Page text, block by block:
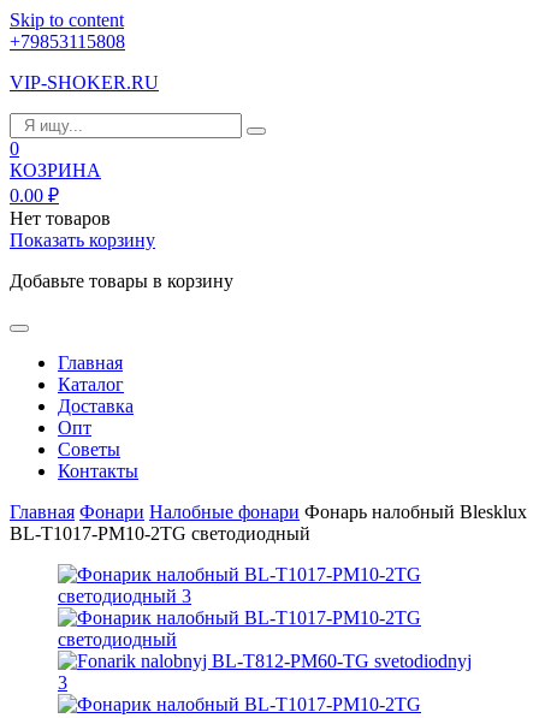
Skip to content
+79853115808
VIP-SHOKER.RU
0
КОЗРИНА
0.00 ₽
Нет товаров
Показать корзину
Добавьте товары в корзину
Главная
Каталог
Доставка
Опт
Советы
Контакты
Главная Фонари Налобные фонари Фонарь налобный Blesklux
BL-T1017-PM10-2TG светодиодный